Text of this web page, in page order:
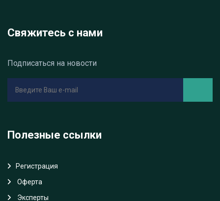
Свяжитесь с нами
Подписаться на новости
Полезные ссылки
Регистрация
Oферта
Эксперты